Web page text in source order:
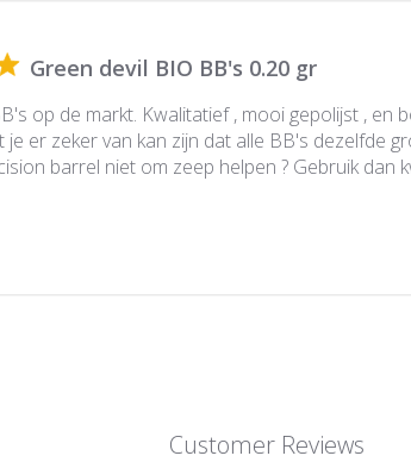
Green devil BIO BB's 0.20 gr
op de markt. Kwalitatief , mooi gepolijst , en
je er zeker van kan zijn dat alle BB's dezelfde
barrel niet om zeep helpen ? Gebruik dan
Customer Reviews